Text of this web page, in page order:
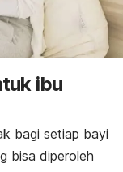
ibu
bagi setiap bayi
bisa diperoleh